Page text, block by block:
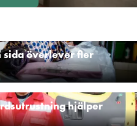
sida överlever fler
hjälper